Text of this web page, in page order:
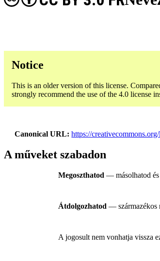
Notice
This is an older version of this license.
strongly recommend the use of the 4.0 license
Canonical URL https://
A műveket szabadon
Megoszthatod — másolhatod és
Átdolgozhatod — származékos
A jogosult nem vonhatja vissza